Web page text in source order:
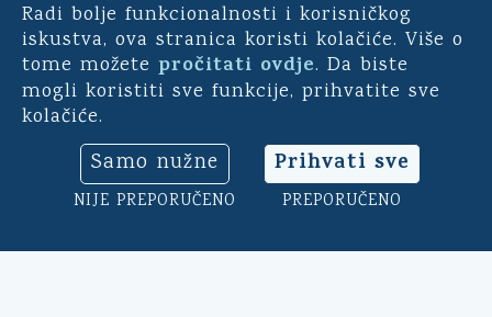
Radi bolje funkcionalnosti i korisničkog
iskustva, ova stranica koristi kolačiće. Više o
tome možete pročitati ovdje. Da biste
mogli koristiti sve funkcije, prihvatite sve
kolačiće.
Samo nužne
NIJE PREPORUČENO
Prihvati sve
PREPORUČENO
E-demokracija
Za mještane Općine Kali -
uključite se u ankete o
općinu. Sudjelujte u
savjetodavnim e-referendumima.
Osim toga, na ovoj aplikaciji